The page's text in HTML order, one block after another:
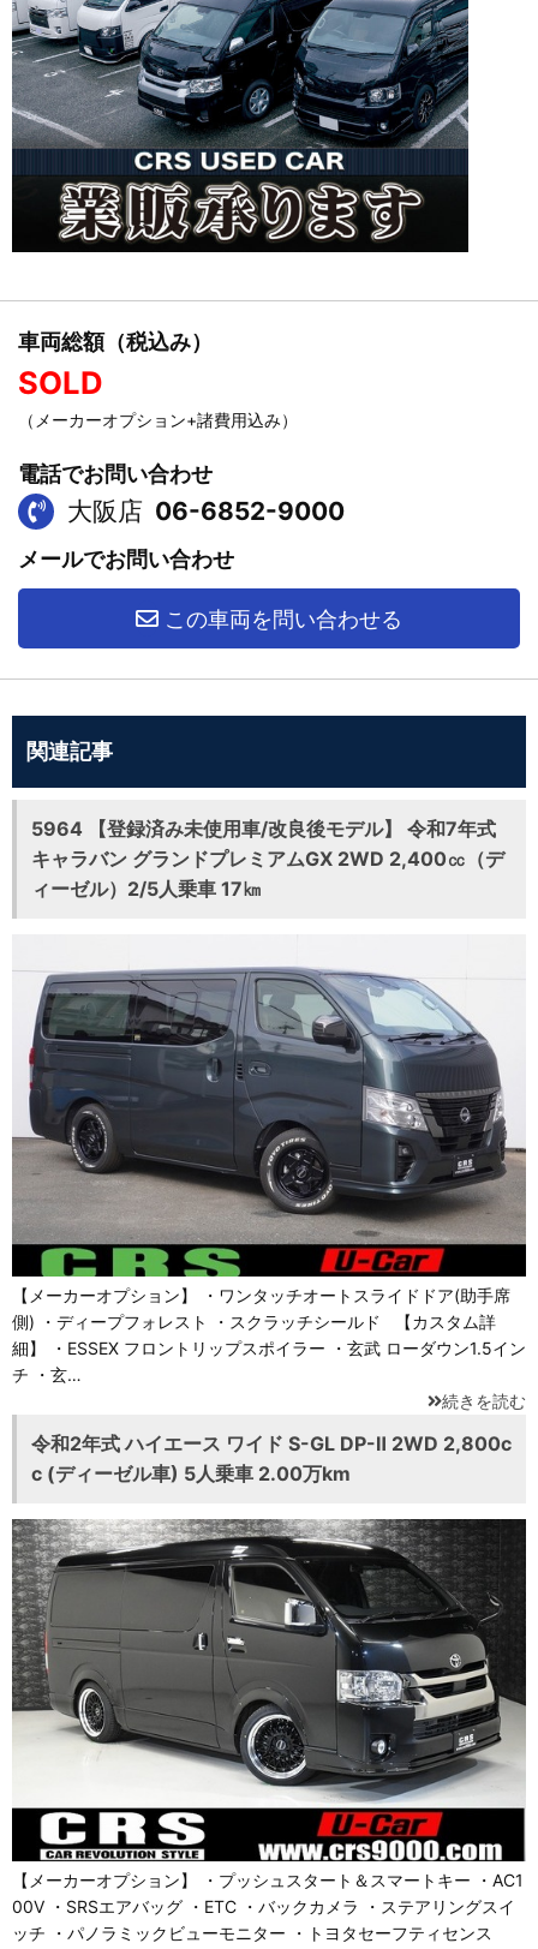
車両総額（税込み）
SOLD
（メーカーオプション+諸費用込み）
電話でお問い合わせ
大阪店 06-6852-9000
メールでお問い合わせ
この車両を問い合わせる
関連記事
5964 【登録済み未使用車/改良後モデル】 令和7年式
キャラバン グランドプレミアムGX 2WD 2,400㏄（デ
ィーゼル）2/5人乗車 17㎞
【メーカーオプション】 ・ワンタッチオートスライドドア(助手席
側) ・ディープフォレスト ・スクラッチシールド 【カスタム詳
細】 ・ESSEX フロントリップスポイラー ・玄武 ローダウン1.5イン
チ ・玄…
続きを読む
令和2年式 ハイエース ワイド S-GL DP-Ⅱ 2WD 2,800c
c (ディーゼル車) 5人乗車 2.00万km
【メーカーオプション】 ・プッシュスタート＆スマートキー ・AC1
00Ⅴ ・SRSエアバッグ ・ETC ・バックカメラ ・ステアリングスイ
ッチ ・パノラミックビューモニター ・トヨタセーフティセンス